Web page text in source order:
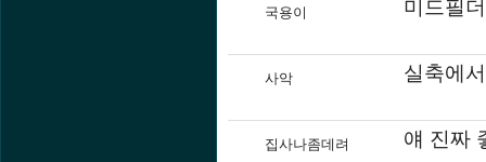
국용이 미드필
사악 실축에
집사나좀데려 얘 진짜